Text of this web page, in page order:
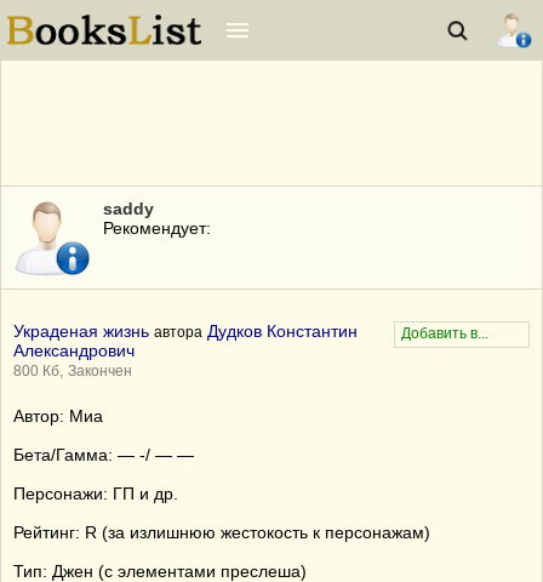
saddy
Рекомендует:
Украденая жизнь автора Дудков Константин
Александрович
800 Кб, Закончен
Автор: Миа
Бета/Гамма: — -/ — —
Персонажи: ГП и др.
Рейтинг: R (за излишнюю жестокость к персонажам)
Тип: Джен (с элементами преслеша)